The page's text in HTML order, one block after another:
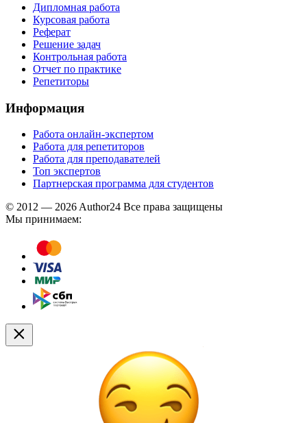
Дипломная работа
Курсовая работа
Реферат
Решение задач
Контрольная работа
Отчет по практике
Репетиторы
Информация
Работа онлайн-экспертом
Работа для репетиторов
Работа для преподавателей
Топ экспертов
Партнерская программа для студентов
© 2012 — 2026 Author24 Все права защищены
Мы принимаем: